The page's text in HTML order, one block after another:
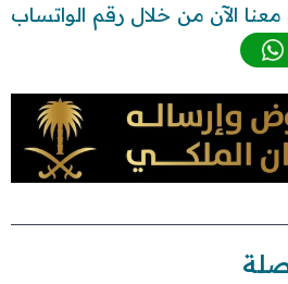
الآن من خلال رقم الواتساب